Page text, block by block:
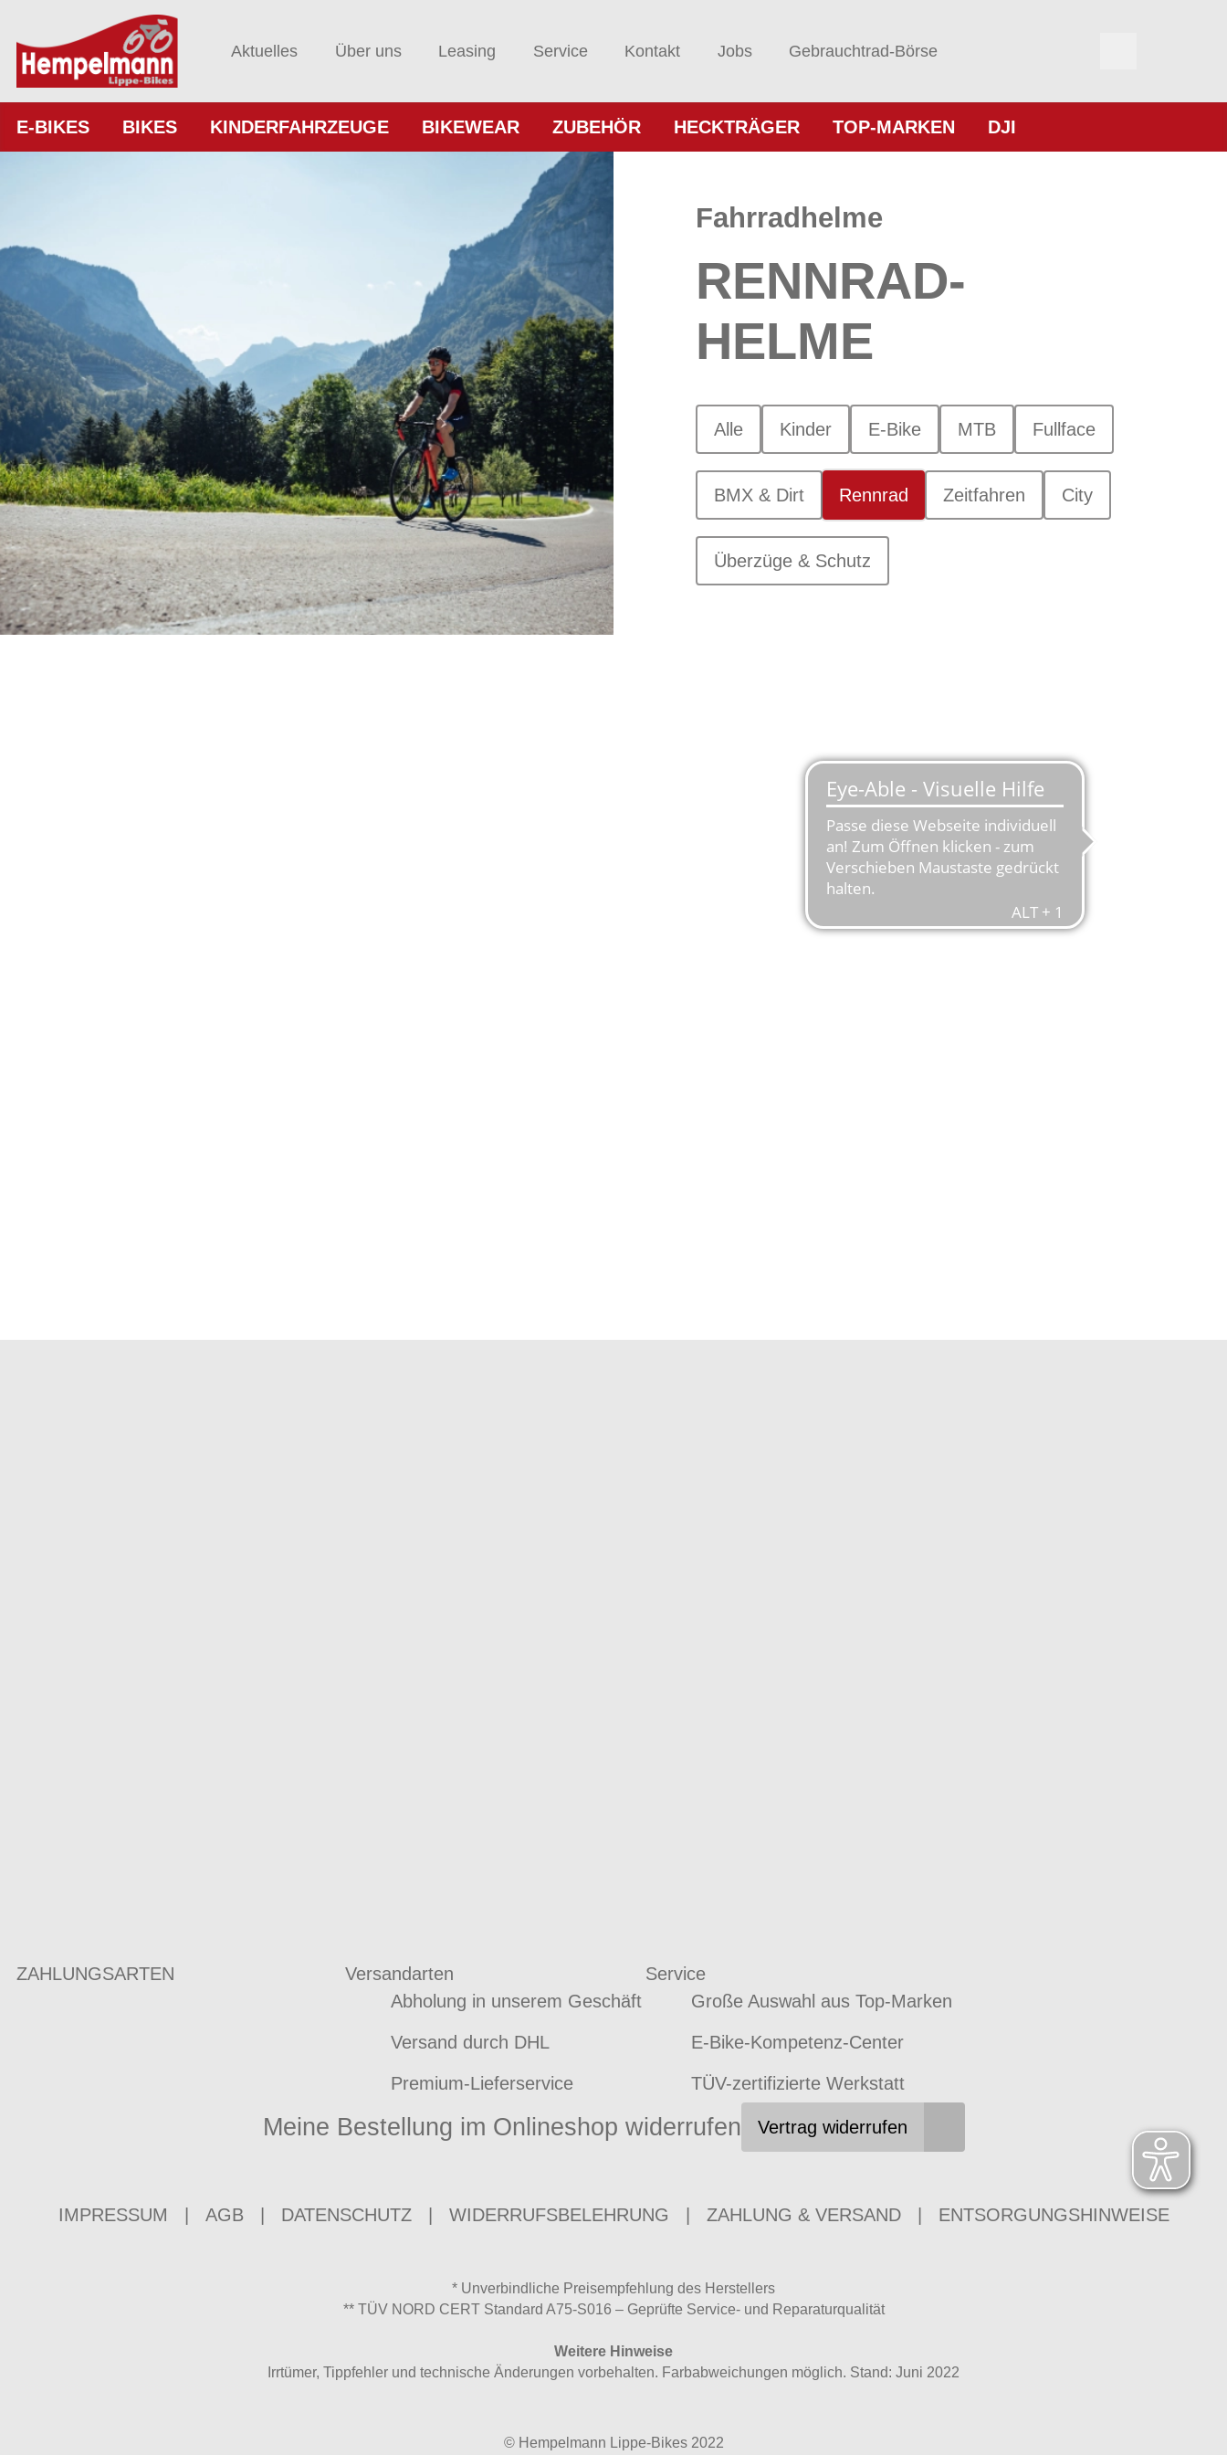
Aktuelles Über uns Leasing Service Kontakt Jobs Gebrauchtrad-Börse
E-BIKES BIKES KINDERFAHRZEUGE BIKEWEAR ZUBEHÖR HECKTRÄGER TOP-MARKEN DJI
Fahrradhelme
RENNRAD-
HELME
Alle Kinder E-Bike MTB Fullface
BMX & Dirt Rennrad Zeitfahren City
Überzüge & Schutz
ZAHLUNGSARTEN
Versandarten
Abholung in unserem Geschäft
Versand durch DHL
Premium-Lieferservice
Service
Große Auswahl aus Top-Marken
E-Bike-Kompetenz-Center
TÜV-zertifizierte Werkstatt
Meine Bestellung im Onlineshop widerrufen Vertrag widerrufen
IMPRESSUM AGB DATENSCHUTZ WIDERRUFSBELEHRUNG ZAHLUNG & VERSAND ENTSORGUNGSHINWEISE
* Unverbindliche Preisempfehlung des Herstellers
** TÜV NORD CERT Standard A75-S016 – Geprüfte Service- und Reparaturqualität
Weitere Hinweise
Irrtümer, Tippfehler und technische Änderungen vorbehalten. Farbabweichungen möglich. Stand: Juni 2022
© Hempelmann Lippe-Bikes 2022